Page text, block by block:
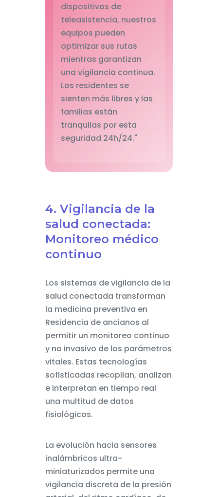
dispositivos de
teleasistencia, nuestros
equipos pueden
optimizar sus rutas
mientras garantizan
una vigilancia continua.
Los residentes se
sienten más libres y las
familias están
tranquilas por esta
seguridad 24h/24."
4. Vigilancia de la
salud conectada:
Monitoreo médico
continuo
Los sistemas de vigilancia de la
salud conectada transforman
la medicina preventiva en
Residencia de ancianos al
permitir un monitoreo continuo
y no invasivo de los parámetros
vitales. Estas tecnologías
sofisticadas recopilan, analizan
e interpretan en tiempo real
una multitud de datos
fisiológicos.
La evolución hacia sensores
inalámbricos ultra-
miniaturizados permite una
vigilancia discreta de la presión